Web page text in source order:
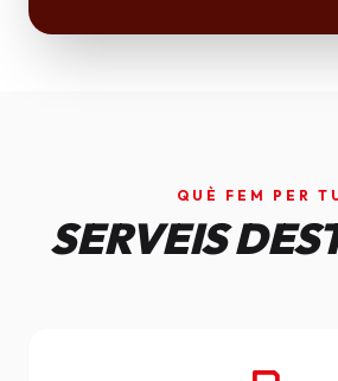
QUÈ FEM PER
SERVEIS